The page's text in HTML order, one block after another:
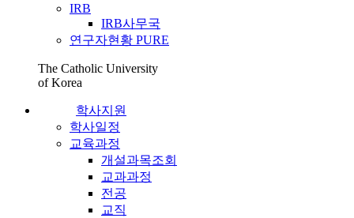
IRB
IRB사무국
연구자현황 PURE
The Catholic University
of Korea
학사지원
학사일정
교육과정
개설과목조회
교과과정
전공
교직